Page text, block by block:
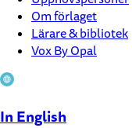
Om förlaget
Lärare & bibliotek
Vox By Opal
In English